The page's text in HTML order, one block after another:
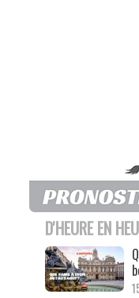
D'HEURE EN